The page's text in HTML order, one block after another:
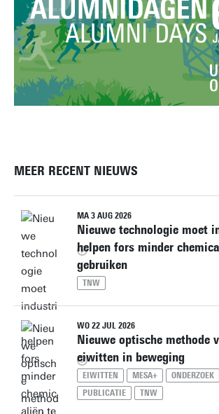
MEER RECENT NIEUWS
MA 3 AUG 2026
Nieuwe technologie moet
helpen fors minder
gebruiken
TNW
WO 22 JUL 2026
Nieuwe optische methode
eiwitten in beweging
EIWITTEN MESA+
ONDERZOEK
PUBLICATIE
TNW